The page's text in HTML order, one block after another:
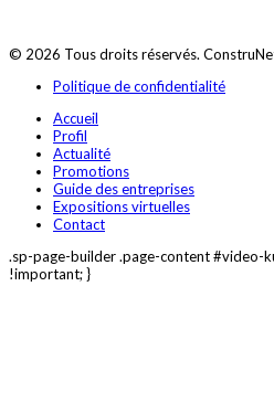
© 2026 Tous droits réservés.
Politique de confidentialité
Accueil
Profil
Actualité
Promotions
Guide des entreprises
Expositions virtuelles
Contact
.sp-page-builder .page-content #video-
!important; }